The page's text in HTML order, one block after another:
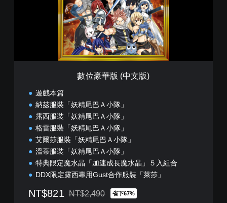
數位豪華版 (中文版)
遊戲本篇
納茲服裝「妖精尾巴Ａ小隊」
露西服裝「妖精尾巴Ａ小隊」
格雷服裝「妖精尾巴Ａ小隊」
艾爾莎服裝「妖精尾巴Ａ小隊」
溫蒂服裝「妖精尾巴Ａ小隊」
特典限定魔水晶「加速成長魔水晶」５入組合
DDX限定露西專用Gust合作服裝「萊莎」
NT$821 折扣前原價為NT$2,490
NT$2,490 省下67%